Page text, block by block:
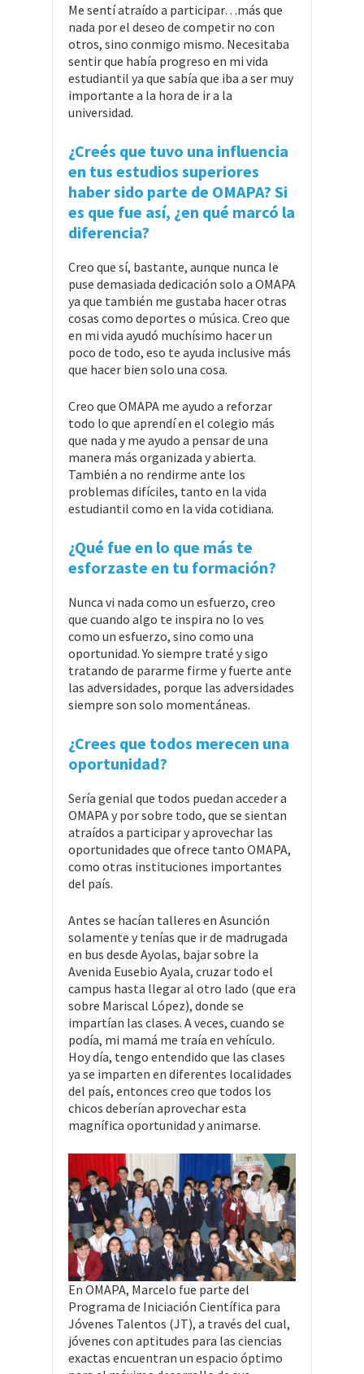
Me sentí atraído a participar…más que
nada por el deseo de competir no con
otros, sino conmigo mismo. Necesitaba
sentir que había progreso en mi vida
estudiantil ya que sabía que iba a ser muy
importante a la hora de ir a la
universidad.
¿Creés que tuvo una influencia
en tus estudios superiores
haber sido parte de OMAPA? Si
es que fue así, ¿en qué marcó la
diferencia?
Creo que sí, bastante, aunque nunca le
puse demasiada dedicación solo a OMAPA
ya que también me gustaba hacer otras
cosas como deportes o música. Creo que
en mi vida ayudó muchísimo hacer un
poco de todo, eso te ayuda inclusive más
que hacer bien solo una cosa.
Creo que OMAPA me ayudo a reforzar
todo lo que aprendí en el colegio más
que nada y me ayudo a pensar de una
manera más organizada y abierta.
También a no rendirme ante los
problemas difíciles, tanto en la vida
estudiantil como en la vida cotidiana.
¿Qué fue en lo que más te
esforzaste en tu formación?
Nunca vi nada como un esfuerzo, creo
que cuando algo te inspira no lo ves
como un esfuerzo, sino como una
oportunidad. Yo siempre traté y sigo
tratando de pararme firme y fuerte ante
las adversidades, porque las adversidades
siempre son solo momentáneas.
¿Crees que todos merecen una
oportunidad?
Sería genial que todos puedan acceder a
OMAPA y por sobre todo, que se sientan
atraídos a participar y aprovechar las
oportunidades que ofrece tanto OMAPA,
como otras instituciones importantes
del país.
Antes se hacían talleres en Asunción
solamente y tenías que ir de madrugada
en bus desde Ayolas, bajar sobre la
Avenida Eusebio Ayala, cruzar todo el
campus hasta llegar al otro lado (que era
sobre Mariscal López), donde se
impartían las clases. A veces, cuando se
podía, mi mamá me traía en vehículo.
Hoy día, tengo entendido que las clases
ya se imparten en diferentes localidades
del país, entonces creo que todos los
chicos deberían aprovechar esta
magnífica oportunidad y animarse.
En OMAPA, Marcelo fue parte del
Programa de Iniciación Científica para
Jóvenes Talentos (JT), a través del cual,
jóvenes con aptitudes para las ciencias
exactas encuentran un espacio óptimo